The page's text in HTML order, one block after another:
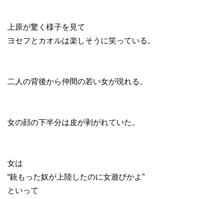
上原が驚く様子を見て
ヨセフとカオルは楽しそうに笑っている。
二人の背後から仲間の若い女が現れる。
女の顔の下半分は皮が剥がれていた。
女は
“銃もった奴が上陸したのに女遊びかよ”
といって